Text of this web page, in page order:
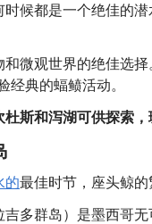
候都是一个绝佳的
微观世界的绝佳选择
典的蝠鲼活动。
斯和泻湖可供探索
的最佳时节，座头鲸的
吉多群岛）是墨西哥